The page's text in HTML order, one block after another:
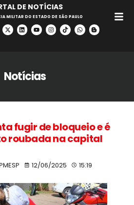
DE NOTÍCIAS
MILITAR DO ESTADO DE SÃO PAULO
Notícias
fugir de bloqueio e é
roubada na capital
12/06/2025 15:19